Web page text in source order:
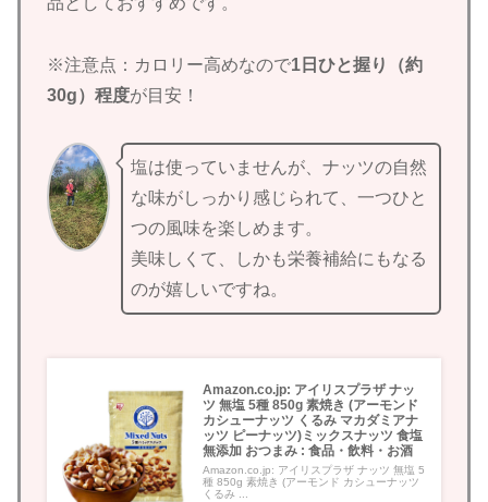
※注意点：カロリー高めなので1日ひと握り（約
30g）程度が目安！
塩は使っていませんが、ナッツの自然
な味がしっかり感じられて、一つひと
つの風味を楽しめます。
美味しくて、しかも栄養補給にもなる
のが嬉しいですね。
Amazon.co.jp: アイリスプラザ ナッ
ツ 無塩 5種 850g 素焼き (アーモンド
カシューナッツ くるみ マカダミアナ
ッツ ピーナッツ)ミックスナッツ 食塩
無添加 おつまみ : 食品・飲料・お酒
Amazon.co.jp: アイリスプラザ ナッツ 無塩 5
種 850g 素焼き (アーモンド カシューナッツ
くるみ ...